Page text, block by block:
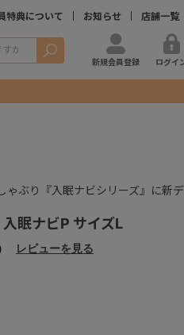
特典について お知らせ 店舗一覧
検索
新規会員登録 ログイ
ゃぶり『入眠ナビシリーズ』に新
眠ナビP サイズL
レビューを見る